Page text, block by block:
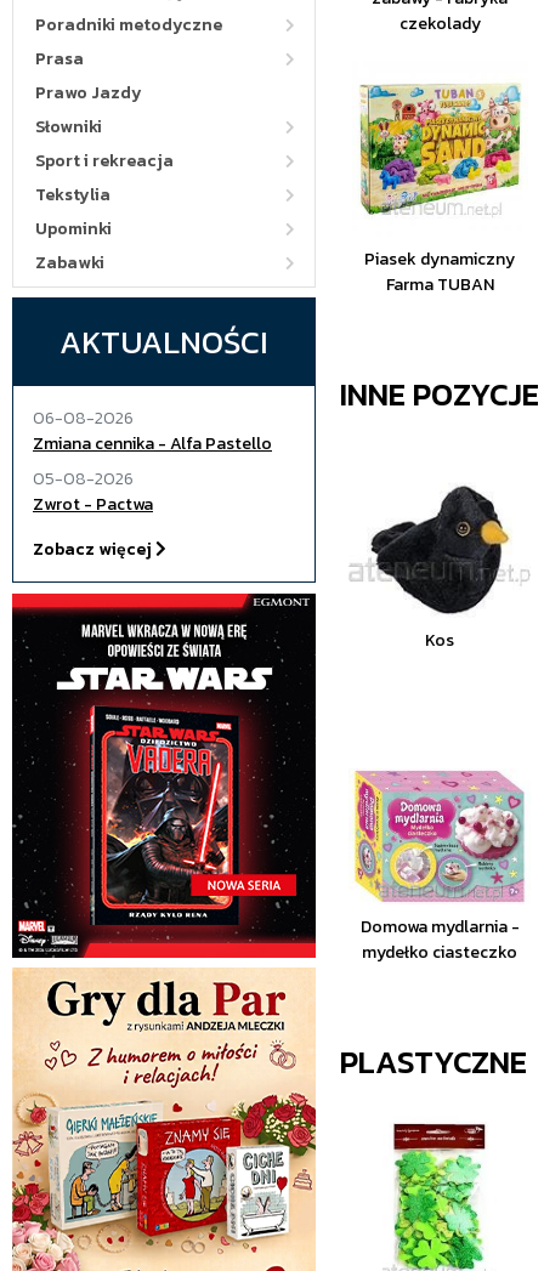
Poradniki metodyczne
Prasa
Prawo Jazdy
Słowniki
Sport i rekreacja
Tekstylia
Upominki
Zabawki
AKTUALNOŚCI
06-08-2026
Zmiana cennika - Alfa Pastello
05-08-2026
Zwrot - Pactwa
Zobacz więcej
czekolady
Piasek dynamiczny
Farma TUBAN
INNE
Kos
Domowa mydlarnia -
mydełko ciasteczko
PLASTYCZNE